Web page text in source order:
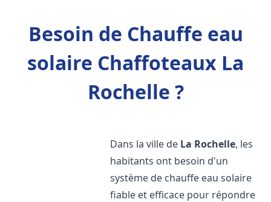
Besoin de Chauffe eau
solaire Chaffoteaux La
Rochelle ?
Dans la ville de La Rochelle, les
habitants ont besoin d'un
système de chauffe eau solaire
fiable et efficace pour répondre